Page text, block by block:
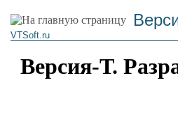
VTSoft.ru
Версия-Т.